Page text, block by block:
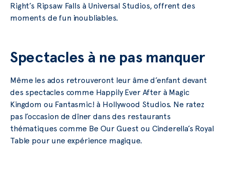
Right’s Ripsaw Falls à Universal Studios, offrent des
moments de fun inoubliables.
Spectacles à ne pas manquer
Même les ados retrouveront leur âme d’enfant devant
des spectacles comme Happily Ever After à Magic
Kingdom ou Fantasmic! à Hollywood Studios. Ne ratez
pas l’occasion de dîner dans des restaurants
thématiques comme Be Our Guest ou Cinderella’s Royal
Table pour une expérience magique.